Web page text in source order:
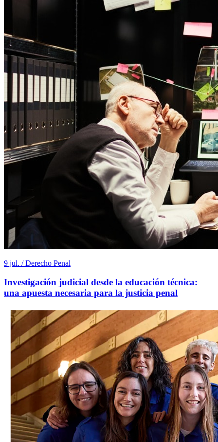
9 jul. / Derecho Penal
Investigación judicial desde la educación técnica:
una apuesta necesaria para la justicia penal